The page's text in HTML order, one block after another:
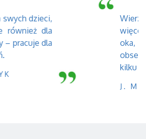
Wierzę, że w architekturze
więcej, niż można zobaczyć na
oka, coś, co trzeba odkryć, a
obserwatorzy, powinniśmy
J. MAYER H